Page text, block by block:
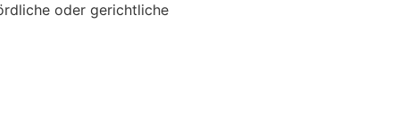
oder gerichtliche